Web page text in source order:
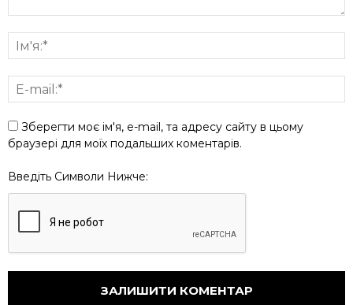
Зберегти моє ім'я, e-mail, та адресу сайту в цьому
браузері для моїх подальших коментарів.
Введіть Символи Нижче: